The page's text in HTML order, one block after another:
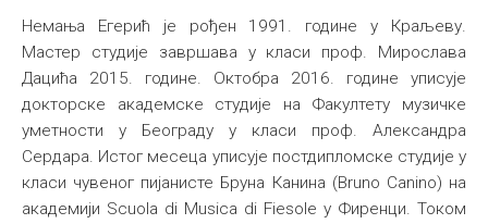
Међународна
Немања Егерић је рођен 1991. године у Краљеву.
Мастер студије завршава у класи проф. Мирослава
Дацића 2015. године. Октобра 2016. године уписује
докторске академске студије на Факултету музичке
уметности у Београду у класи проф. Александра
Сердара. Истог месеца уписује постдипломске студије у
класи чувеног пијанисте Бруна Канина (Bruno Canino) на
академији Scuola di Musica di Fiesole у Фиренци. Током